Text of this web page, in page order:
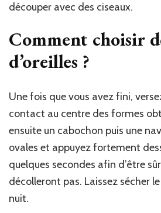
découper avec des ciseaux.
Comment choisir
d’oreilles ?
Une fois que vous avez fini,
contact au centre des formes
ensuite un cabochon puis une
ovales et appuyez fortement
quelques secondes afin d’être
décolleront pas. Laissez sécher
nuit.